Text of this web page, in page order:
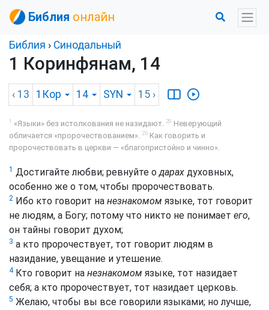
Библия онлайн
Библия › Синодальный
1 Коринфянам, 14
‹ 13 1Кор 14 SYN 15 ›
1 «Языки» без истолкования не назидают. 20 Неверующий
обличается «пророчествованием». 26 Как говорить и
пророчествовать в церкви — «благопристойно и чинно».
1 Достигайте любви; ревнуйте одарах духовных,
особенно же о том, чтобы пророчествовать.
2 Ибо кто говорит на незнакомом языке, тот говорит
не людям, а Богу; потому что никто не понимает его,
он тайны говорит духом;
3 а кто пророчествует, тот говорит людям в
назидание, увещание и утешение.
4Кто говорит на незнакомом языке, тот назидает
себя; а кто пророчествует, тот назидает церковь.
5 Желаю, чтобы вы все говорили языками; но лучше,